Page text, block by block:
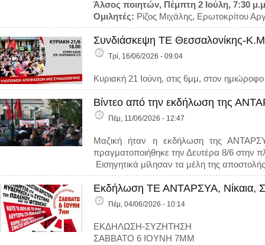
Άλσος ποιητών, Πέμπτη 2 Ιούλη, 7:30
Ομιλητές: Ρίζος Μιχάλης, Ερωτοκρίτου
Συνδιάσκεψη ΤΕ Θεσσαλονίκης-
Τρί, 16/06/2026 - 09:04
Κυριακή 21 Ιούνη, στις 6μμ, στον
Βίντεο από την εκδήλωση της
Πέμ, 11/06/2026 - 12:47
Μαζική ήταν η εκδήλωση της
πραγματοποιήθηκε την Δευτέρα 8/6 στην
Εισηγητικά μίλησαν τα μέλη της
Εκδήλωση ΤΕ ΑΝΤΑΡΣΥΑ, Νίκαια,
Πέμ, 04/06/2026 - 10:14
ΕΚΔΗΛΩΣΗ-ΣΥΖΗΤΗΣΗ
ΣΑΒΒΑΤΟ 6 ΙΟΥΝΗ 7ΜΜ